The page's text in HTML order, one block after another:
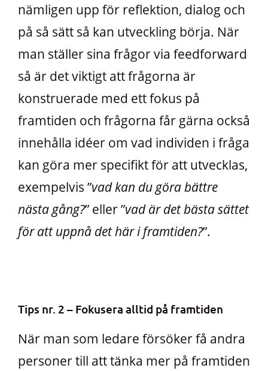
nämligen upp för reflektion, dialog och
på så sätt så kan utveckling börja. När
man ställer sina frågor via feedforward
så är det viktigt att frågorna är
konstruerade med ett fokus på
framtiden och frågorna får gärna också
innehålla idéer om vad individen i fråga
kan göra mer specifikt för att utvecklas,
exempelvis ”vad kan du göra bättre
nästa gång?” eller ”vad är det bästa sättet
för att uppnå det här i framtiden?”.
Tips nr. 2 – Fokusera alltid på framtiden
När man som ledare försöker få andra
personer till att tänka mer på framtiden